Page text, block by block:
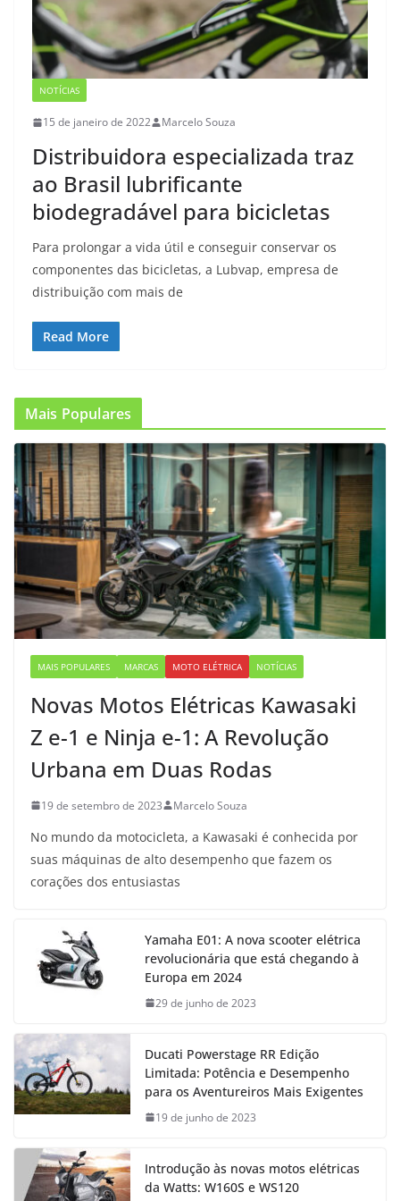
NOTÍCIAS
15 de janeiro de 2022 Marcelo Souza
Distribuidora especializada traz
ao Brasil lubrificante
biodegradável para bicicletas
Para prolongar a vida útil e conseguir conservar os
componentes das bicicletas, a Lubvap, empresa de
distribuição com mais de
Read More
Mais Populares
MAIS POPULARES MARCAS MOTO ELÉTRICA NOTÍCIAS
Novas Motos Elétricas Kawasaki
Z e-1 e Ninja e-1: A Revolução
Urbana em Duas Rodas
19 de setembro de 2023 Marcelo Souza
No mundo da motocicleta, a Kawasaki é conhecida por
suas máquinas de alto desempenho que fazem os
corações dos entusiastas
Yamaha E01: A nova scooter elétrica
revolucionária que está chegando à
Europa em 2024
29 de junho de 2023
Ducati Powerstage RR Edição
Limitada: Potência e Desempenho
para os Aventureiros Mais Exigentes
19 de junho de 2023
Introdução às novas motos elétricas
da Watts: W160S e WS120